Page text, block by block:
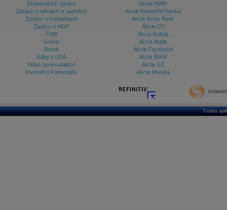
Archiv analýz - Makroukazatele
Ceny průmyslových výrobců - Data a prognózy
Ceny průmyslových výrobců - Graf (ČR)
Ceny průmyslových výrobců - Kalendář (ČR)
Ceny průmyslových výrobců - Zpravodajství
Databanka - Ceny
Ekonomické zprávy
Zprávy o měnách a sazbách
Zprávy o komoditách
Zprávy o HDP
ČNB
Grexit
Brexit
Volby v USA
Video zpravodajství
Investiční komentáře
Akcie NWR
Akcie Komerční banka
Akcie Erste Bank
Akcie O2
Akcie Kofola
Akcie Apple
Akcie Facebook
Akcie BMW
Akcie GE
Akcie Moneta
Tvorba